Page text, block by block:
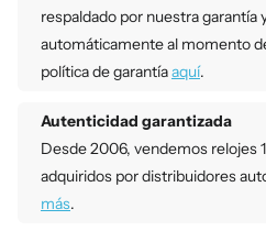
respaldado por nuestra garantía
automáticamente al momento
política de garantíaaquí.
Autenticidad garantizada
Desde 2006, vendemos relojes
adquiridos por distribuidores
más.